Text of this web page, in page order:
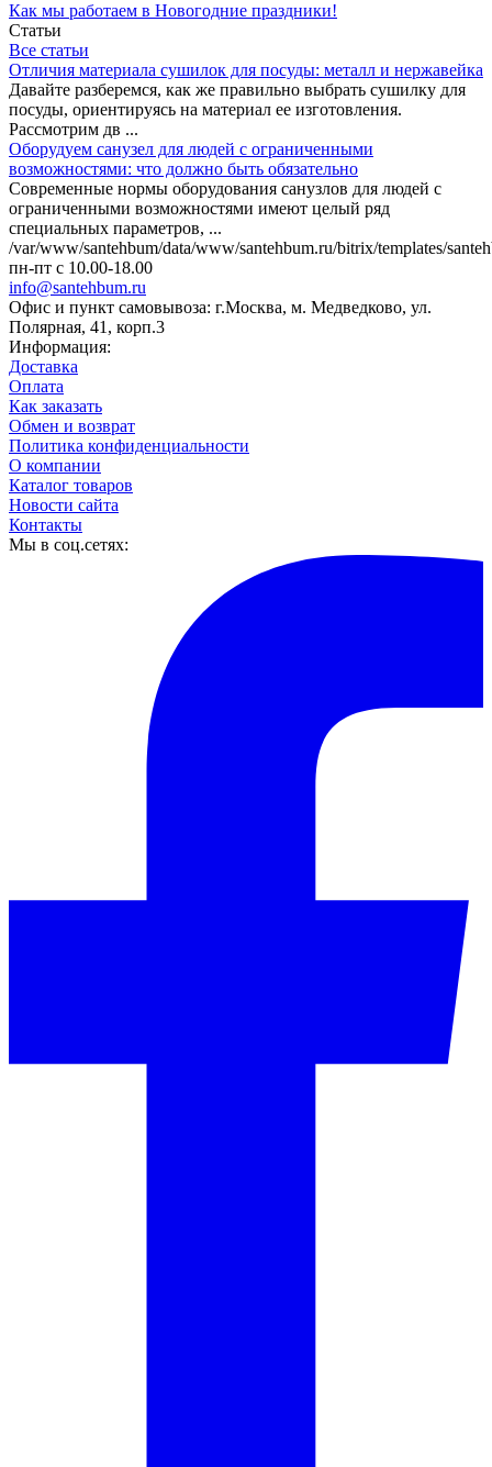
Как мы работаем в Новогодние праздники!
Статьи
Все статьи
Отличия материала сушилок для посуды: металл и нержавейка
Давайте разберемся, как же правильно выбрать сушилку для
посуды, ориентируясь на материал ее изготовления.
Рассмотрим дв ...
Оборудуем санузел для людей с ограниченными
возможностями: что должно быть обязательно
Современные нормы оборудования санузлов для людей с
ограниченными возможностями имеют целый ряд
специальных параметров, ...
/var/www/santehbum/data/www/santehbum.ru/bitrix/templates/
пн-пт с 10.00-18.00
info@santehbum.ru
Офис и пункт самовывоза: г.Москва, м. Медведково, ул.
Полярная, 41, корп.3
Информация:
Доставка
Оплата
Как заказать
Обмен и возврат
Политика конфиденциальности
О компании
Каталог товаров
Новости сайта
Контакты
Мы в соц.сетях: